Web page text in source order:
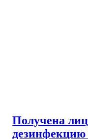
Получена